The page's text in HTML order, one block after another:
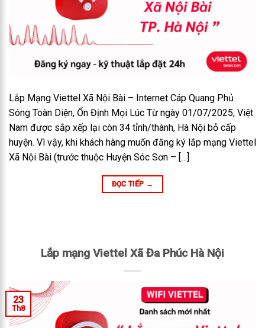
Lắp Mạng Viettel Xã Nội Bài – Internet Cáp Quang Phủ
Sóng Toàn Diện, Ổn Định Mọi Lúc Từ ngày 01/07/2025, Việt
Nam được sắp xếp lại còn 34 tỉnh/thành, Hà Nội bỏ cấp
huyện. Vì vậy, khi khách hàng muốn đăng ký lắp mạng Viettel
Xã Nội Bài (trước thuộc Huyện Sóc Sơn – […]
ĐỌC TIẾP →
Lắp mạng Viettel Xã Đa Phúc Hà Nội
23
Th8